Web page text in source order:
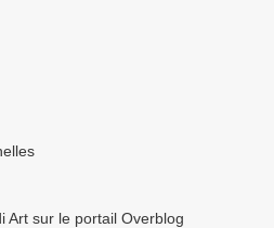
Art sur le portail Overblog